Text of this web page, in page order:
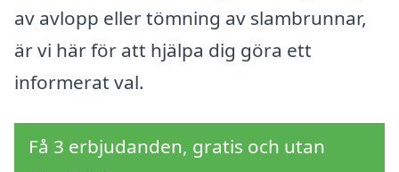
av avlopp eller tömning av slambrunnar,
är vi här för att hjälpa dig göra ett
informerat val.
Få 3 erbjudanden, gratis och utan